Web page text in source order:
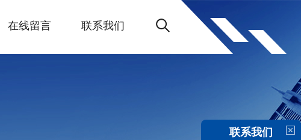
在线留言 联系我们
联系我们